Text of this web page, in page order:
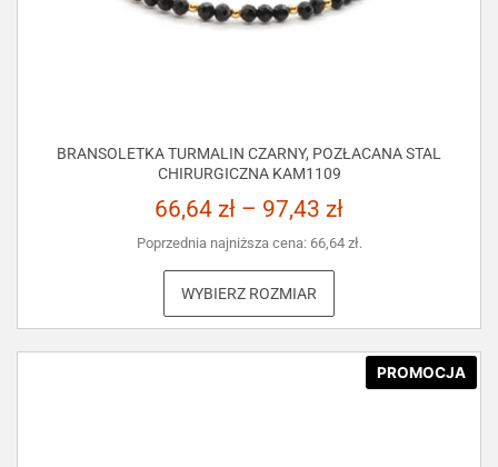
BRANSOLETKA TURMALIN CZARNY, POZŁACANA STAL
CHIRURGICZNA KAM1109
66,64 zł – 97,43 zł
Poprzednia najniższa cena: 66,64 zł.
WYBIERZ ROZMIAR
PROMOCJA